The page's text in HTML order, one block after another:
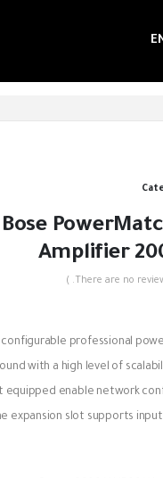
Bose
Amplifier
configurable professional
with a high level of
equipped enable network
expansion slot supports